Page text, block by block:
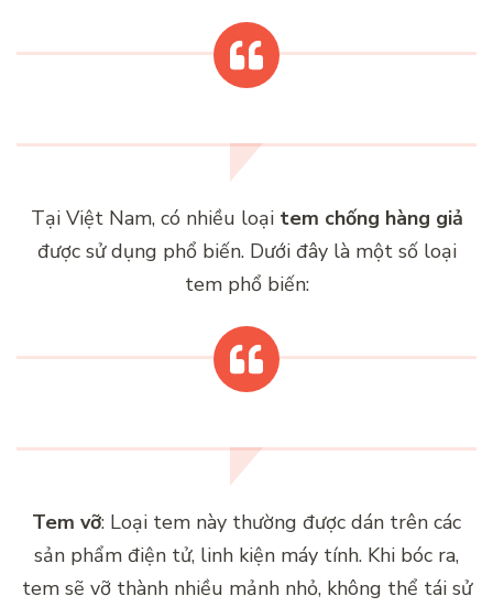
Tại Việt Nam, có nhiều loại tem chống hàng giả
được sử dụng phổ biến. Dưới đây là một số loại
tem phổ biến:
Tem vỡ: Loại tem này thường được dán trên các
sản phẩm điện tử, linh kiện máy tính. Khi bóc ra,
tem sẽ vỡ thành nhiều mảnh nhỏ, không thể tái sử